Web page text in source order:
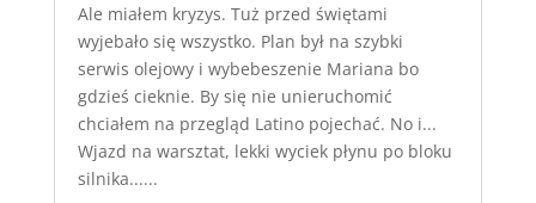
Ale miałem kryzys. Tuż przed świętami
wyjebało się wszystko. Plan był na szybki
serwis olejowy i wybebeszenie Mariana bo
gdzieś cieknie. By się nie unieruchomić
chciałem na przegląd Latino pojechać. No i...
Wjazd na warsztat, lekki wyciek płynu po bloku
silnika......